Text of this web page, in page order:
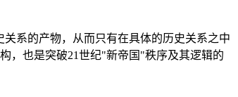
系的产物，从而只有在具体的历史关系之中
，也是突破21世纪"新帝国"秩序及其逻辑的